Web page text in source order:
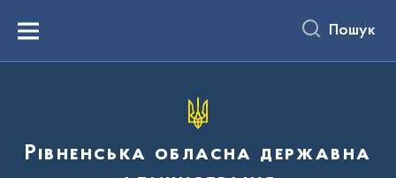
вмістуMenu Пошук
Рівненська обласна державна